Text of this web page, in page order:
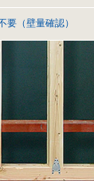
要（壁量確認）